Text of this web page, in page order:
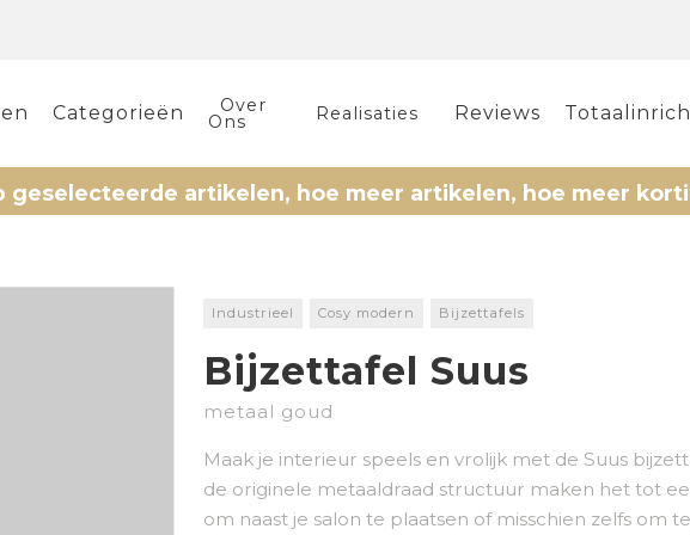
Categorieën Over
Ons Realisaties Reviews
artikelen, hoe meer artikelen, hoe meer korting!
Industrieel Cosy modern Bijzettafels
Bijzettafel Suus
metaal goud
Maak je interieur speels en vrolijk met de Suus
de originele metaaldraad structuur maken het tot
om naast je salon te plaatsen of misschien zelfs om